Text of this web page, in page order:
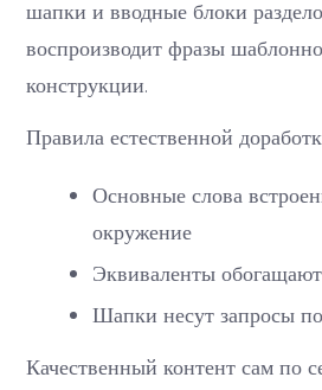
шапки и вводные блоки
воспроизводит фразы
конструкции.
Правила естественной
Основные слова
окружение
Эквиваленты
Шапки несут запросы
Качественный контент сам по